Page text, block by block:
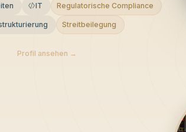
IT Regulatorische Compliance
Streitbeilegung
Profil ansehen →